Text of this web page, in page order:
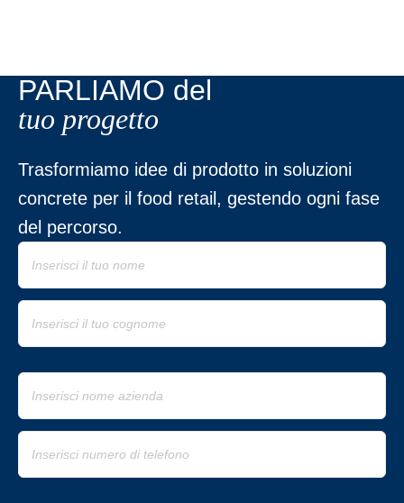
PARLIAMO del
tuo progetto
Trasformiamo idee di prodotto in soluzioni
concrete per il food retail, gestendo ogni fase
del percorso.